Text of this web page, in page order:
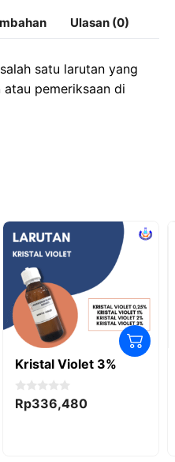
Ulasan (0)
satu larutan yang
pemeriksaan di
Kristal Violet 3%
0
o
Rp336,480